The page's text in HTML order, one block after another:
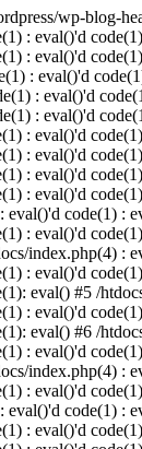
wp-blog-
: eval()'d
: eval()'d
: eval()'d
: eval()'d
: eval()'d
: eval()'d
: eval()'d
: eval()'d
: eval()'d
code(1) :
: eval()'d
index.php(4) :
: eval()'d
eval() #5 /
: eval()'d
eval() #6 /
: eval()'d
index.php(4) :
: eval()'d
code(1) :
: eval()'d